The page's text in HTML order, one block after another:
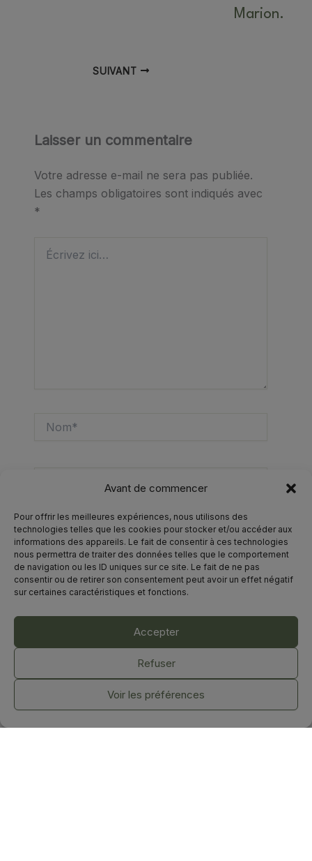
Avant de commencer
Pour offrir les meilleures expériences, nous utilisons des
technologies telles que les cookies pour stocker et/ou accéder aux
informations des appareils. Le fait de consentir à ces technologies
nous permettra de traiter des données telles que le comportement
de navigation ou les ID uniques sur ce site. Le fait de ne pas
consentir ou de retirer son consentement peut avoir un effet négatif
sur certaines caractéristiques et fonctions.
Accepter
Refuser
Voir les préférences
Marion.
SUIVANT
Laisser un commentaire
Votre adresse e-mail ne sera pas publiée.
Les champs obligatoires sont indiqués avec
*
ici…
Site